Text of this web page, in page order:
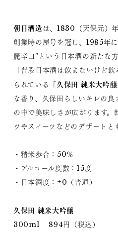
朝日酒造は、1830（天保元）
創業時の屋号を冠し、1985年
麗辛口”という日本酒の新たな
「普段日本酒は飲まないけど
られている「 久保田 純米大吟醸
な香り、久保田らしいキレの
の中で美味しさが広がります。
ツやスイーツなどのデザートと
・精米歩合：50％
・アルコール度数：15度
・日本酒度：±0（普通）
久保田 純米大吟醸
300ml 894円（税込）